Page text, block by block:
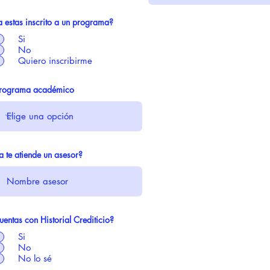
estas inscrito a un programa?
Si
No
Quiero inscribirme
académico
te atiende un asesor?
con Historial Crediticio?
Si
No
No lo sé